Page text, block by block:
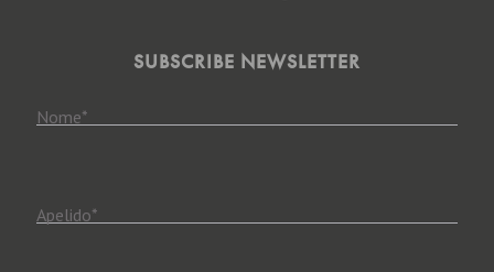
SUBSCRIBE NEWSLETTER
Nome*
Apelido*